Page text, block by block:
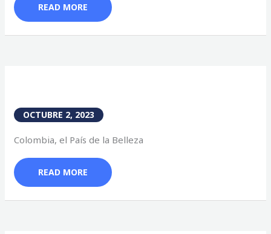
READ MORE
OCTUBRE 2, 2023
Colombia, el País de la Belleza
READ MORE